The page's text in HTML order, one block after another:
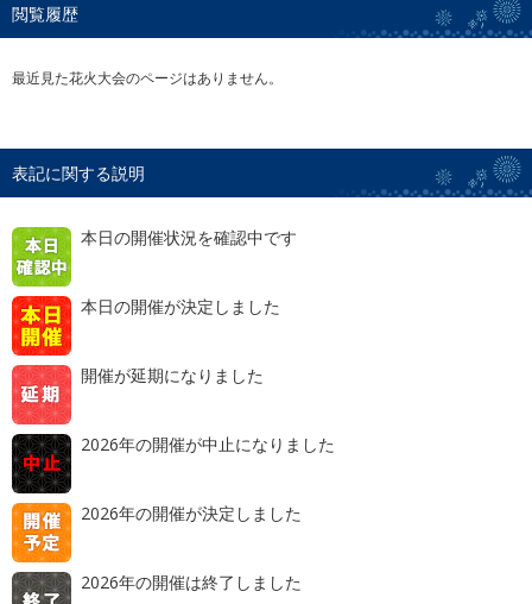
閲覧履歴
最近見た花火大会のページはありません。
表記に関する説明
本日の開催状況を確認中です
本日の開催が決定しました
開催が延期になりました
2026年の開催が中止になりました
2026年の開催が決定しました
2026年の開催は終了しました